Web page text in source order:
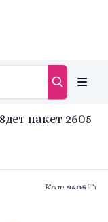
пакет 2605
Код: 2605